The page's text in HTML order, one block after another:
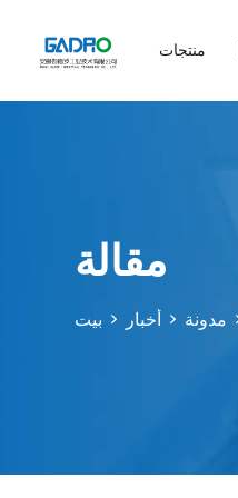
منتجات
مقالة
بيت أخبار مدونة